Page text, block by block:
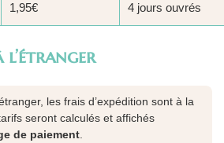
1,95€ 4 jours ouvrés
l’étranger
les frais d’expédition sont à la
seront calculés et affichés
de paiement